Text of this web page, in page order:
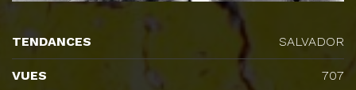
TENDANCES SALVADOR
VUES 707